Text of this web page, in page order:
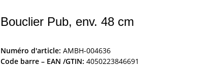
Bouclier Pub, env. 48 cm
Numéro d'article: AMBH-004636
Code barre – EAN /GTIN: 4050223846691